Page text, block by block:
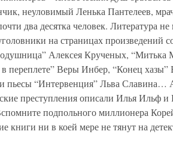
неуловимый Ленька Пантелеев,
два десятка человек. Литература не
на страницах произведений
Алексея Крученых, “Митька
переплете” Веры Инбер, “Конец
пьесы “Интервенция” Льва Славина…
преступления описали Илья Ильф и
подпольного миллионера
ни в коей мере не тянут на